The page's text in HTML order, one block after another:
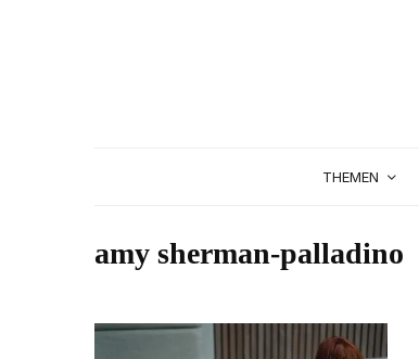
THEMEN
amy sherman-palladino